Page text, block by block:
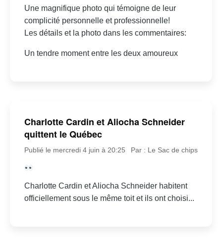
Une magnifique photo qui témoigne de leur
complicité personnelle et professionnelle!
Les détails et la photo dans les commentaires:
Un tendre moment entre les deux amoureux
Charlotte Cardin et Aliocha Schneider
quittent le Québec
Publié le mercredi 4 juin à 20:25 Par : Le Sac de chips
Charlotte Cardin et Aliocha Schneider habitent
officiellement sous le même toit et ils ont choisi...